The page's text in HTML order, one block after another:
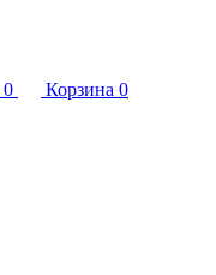
0 Корзина 0